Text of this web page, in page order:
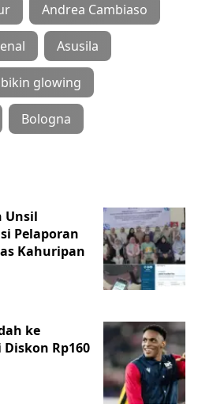
Andrea Cambiaso
Asusila
bikin glowing
Bologna
Unsil
Pelaporan
Kahuripan
ke
Rp160